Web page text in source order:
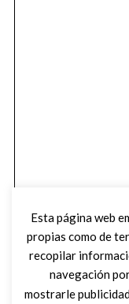
Esta página web
propias como de
recopilar
navegación
mostrarle